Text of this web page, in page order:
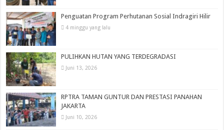
Penguatan Program Perhutanan Sosial Indragiri Hilir
4 minggu yang lalu
PULIHKAN HUTAN YANG TERDEGRADASI
Juni 13, 2026
RPTRA TAMAN GUNTUR DAN PRESTASI PANAHAN
JAKARTA
Juni 10, 2026